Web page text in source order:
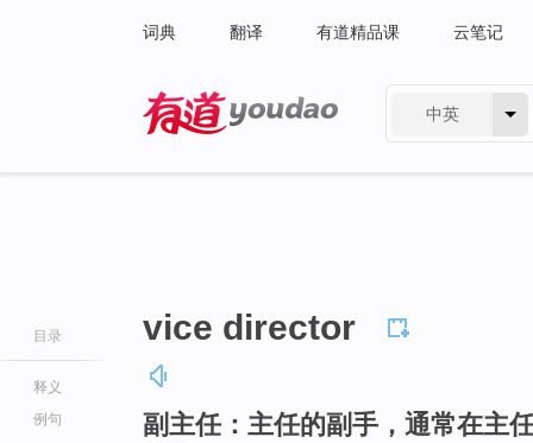
词典 翻译 有道精品课 云笔记
中英
目录
释义
例句
vice director
副主任：主任的副手，通常在主